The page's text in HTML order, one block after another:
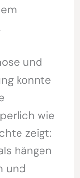
und
konnte
wie
zeigt:
hängen
und